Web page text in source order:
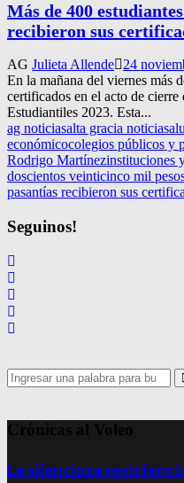
Más de 400
recibieron sus
AG Julieta Allende 24
En la mañana del viernes más
certificados en el acto de
Estudiantiles 2023. Esta...
ag noticiasalta gracia noticias
económicocolegios públicos y
Rodrigo Martínezinstituciones
doscientos veinticinco mil
pasantías recibieron sus
Seguinos!
Search
for:
Crónicas al Voleo
La silenciosa